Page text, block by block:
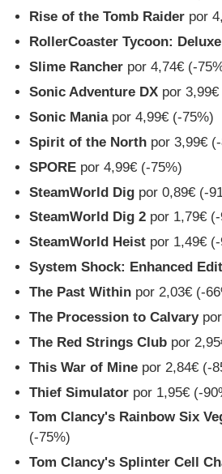
Rise of the Tomb Raider por
RollerCoaster Tycoon: Deluxe
Slime Rancher por 4,74€ (-
Sonic Adventure DX por
Sonic Maniapor 4,99€ (-75%)
Spirit of the North por 3,99€
SPORE por 4,99€ (-75%)
SteamWorld Dig por 0,89€ (-
SteamWorld Dig 2 por 1,79€
SteamWorld Heist por 1,49€
System Shock: Enhanced
The Past Within por 2,03€ (-
The Procession to Calvarypor
The Red Strings Club por
This War of Mine por 2,84€ (-
Thief Simulator por 1,95€ (-
Tom Clancy's Rainbow Six
(-75%)
Tom Clancy's Splinter Cell